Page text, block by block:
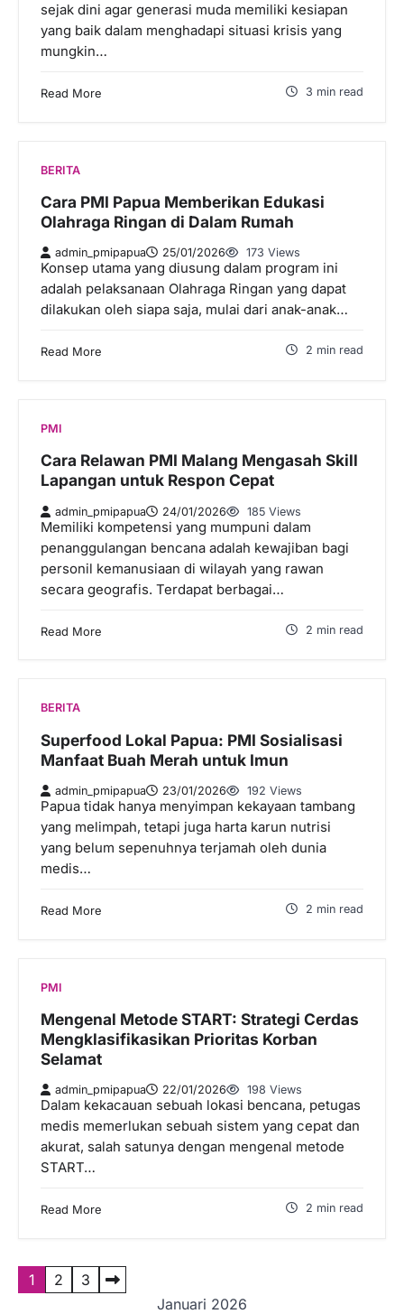
sejak dini agar generasi muda memiliki kesiapan
yang baik dalam menghadapi situasi krisis yang
mungkin…
Read More 3 min read
BERITA
Cara PMI Papua Memberikan Edukasi
Olahraga Ringan di Dalam Rumah
admin_pmipapua 25/01/2026 173 Views
Konsep utama yang diusung dalam program ini
adalah pelaksanaan Olahraga Ringan yang dapat
dilakukan oleh siapa saja, mulai dari anak-anak…
Read More 2 min read
PMI
Cara Relawan PMI Malang Mengasah Skill
Lapangan untuk Respon Cepat
admin_pmipapua 24/01/2026 185 Views
Memiliki kompetensi yang mumpuni dalam
penanggulangan bencana adalah kewajiban bagi
personil kemanusiaan di wilayah yang rawan
secara geografis. Terdapat berbagai…
Read More 2 min read
BERITA
Superfood Lokal Papua: PMI Sosialisasi
Manfaat Buah Merah untuk Imun
admin_pmipapua 23/01/2026 192 Views
Papua tidak hanya menyimpan kekayaan tambang
yang melimpah, tetapi juga harta karun nutrisi
yang belum sepenuhnya terjamah oleh dunia
medis…
Read More 2 min read
PMI
Mengenal Metode START: Strategi Cerdas
Mengklasifikasikan Prioritas Korban
Selamat
admin_pmipapua 22/01/2026 198 Views
Dalam kekacauan sebuah lokasi bencana, petugas
medis memerlukan sebuah sistem yang cepat dan
akurat, salah satunya dengan mengenal metode
START…
Read More 2 min read
1 2
3
Januari 2026